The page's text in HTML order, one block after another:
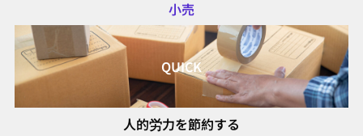
小売
QUICK
人的労力を節約する